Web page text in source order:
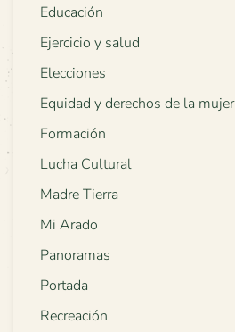
Educación
Ejercicio y salud
Elecciones
Equidad y derechos de la mujer
Formación
Lucha Cultural
Madre Tierra
Mi Arado
Panoramas
Portada
Recreación